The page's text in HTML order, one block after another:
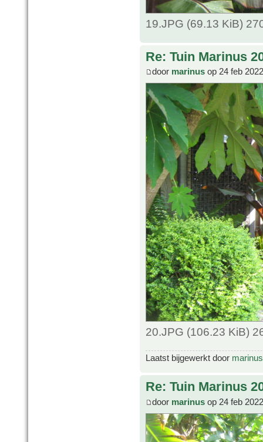
19.JPG (69.13 KiB)
Re: Tuin Marinus
door marinus op 24 feb
20.JPG (106.23 KiB)
Laatst bijgewerkt door marinus
Re: Tuin Marinus
door marinus op 24 feb